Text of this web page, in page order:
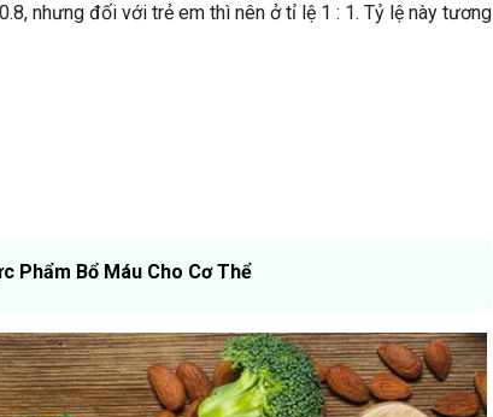
nhưng đối với trẻ em thì nên ở tỉ lệ 1 : 1. Tỷ lệ này tương
Phẩm Bổ Máu Cho Cơ Thể